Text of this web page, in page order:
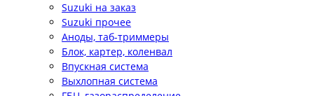
Suzuki на заказ
Suzuki прочее
Аноды, таб-триммеры
Блок, картер, коленвал
Впускная система
Выхлопная система